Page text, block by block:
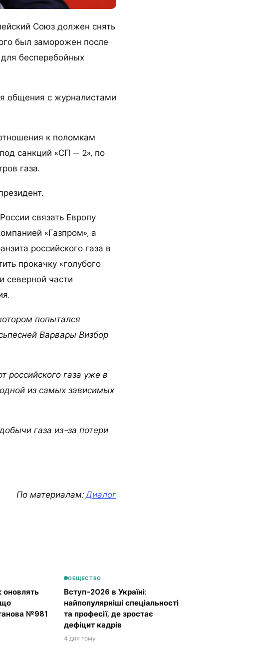
Союз должен снять
был заморожен после
бесперебойных
общения с журналистами
к поломкам
санкций «СП — 2», по
газа.
связать Европу
«Газпром», а
российского газа в
прокачку «голубого
северной части
попытался
Варвары Визбор
российского газа уже в
из самых зависимых
газа из-за потери
По материалам:Диалог
оновлять
№981
ОБЩЕСТВО
Вступ-2026 в Україні:
найпопулярніші спеціальності
та професії, де зростає
дефіцит кадрів
4 дня тому